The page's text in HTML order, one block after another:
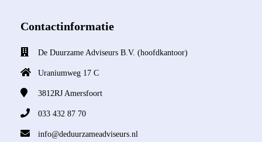
Contactinformatie
De Duurzame Adviseurs B.V. (hoofdkantoor)
Uraniumweg 17 C
3812RJ Amersfoort
033 432 87 70
info@deduurzameadviseurs.nl